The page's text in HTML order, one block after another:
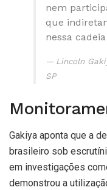
nem
que
nessa
Lincoln
SP
Gakiya aponta que a
brasileiro sob
em investigações
demonstrou a